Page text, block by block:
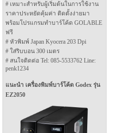
# เหมาะสำหรับผู้เริ่มต้นในการใช้งาน
ราคาประหยัดคุ้มค่า ติดตั้งง่ายมา
พร้อมโปรแกรมทำบาร์โค้ด GOLABLE
ฟรี
# หัวพิมพ์ Japan Kyocera 203 Dpi
# ใส่ริบบอน 300 เมตร
# สนใจติดต่อ Tel: 085-5533762 Line:
penk1234
แนะนำ เครื่องพิมพ์บาร์โค้ด Godex รุ่น
EZ2050